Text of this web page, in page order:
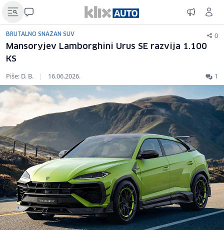
BRUTALNO SNAŽAN SUV 0
Mansoryjev Lamborghini Urus SE razvija 1.100
KS
Piše: D. B. | 16.06.2026. 1